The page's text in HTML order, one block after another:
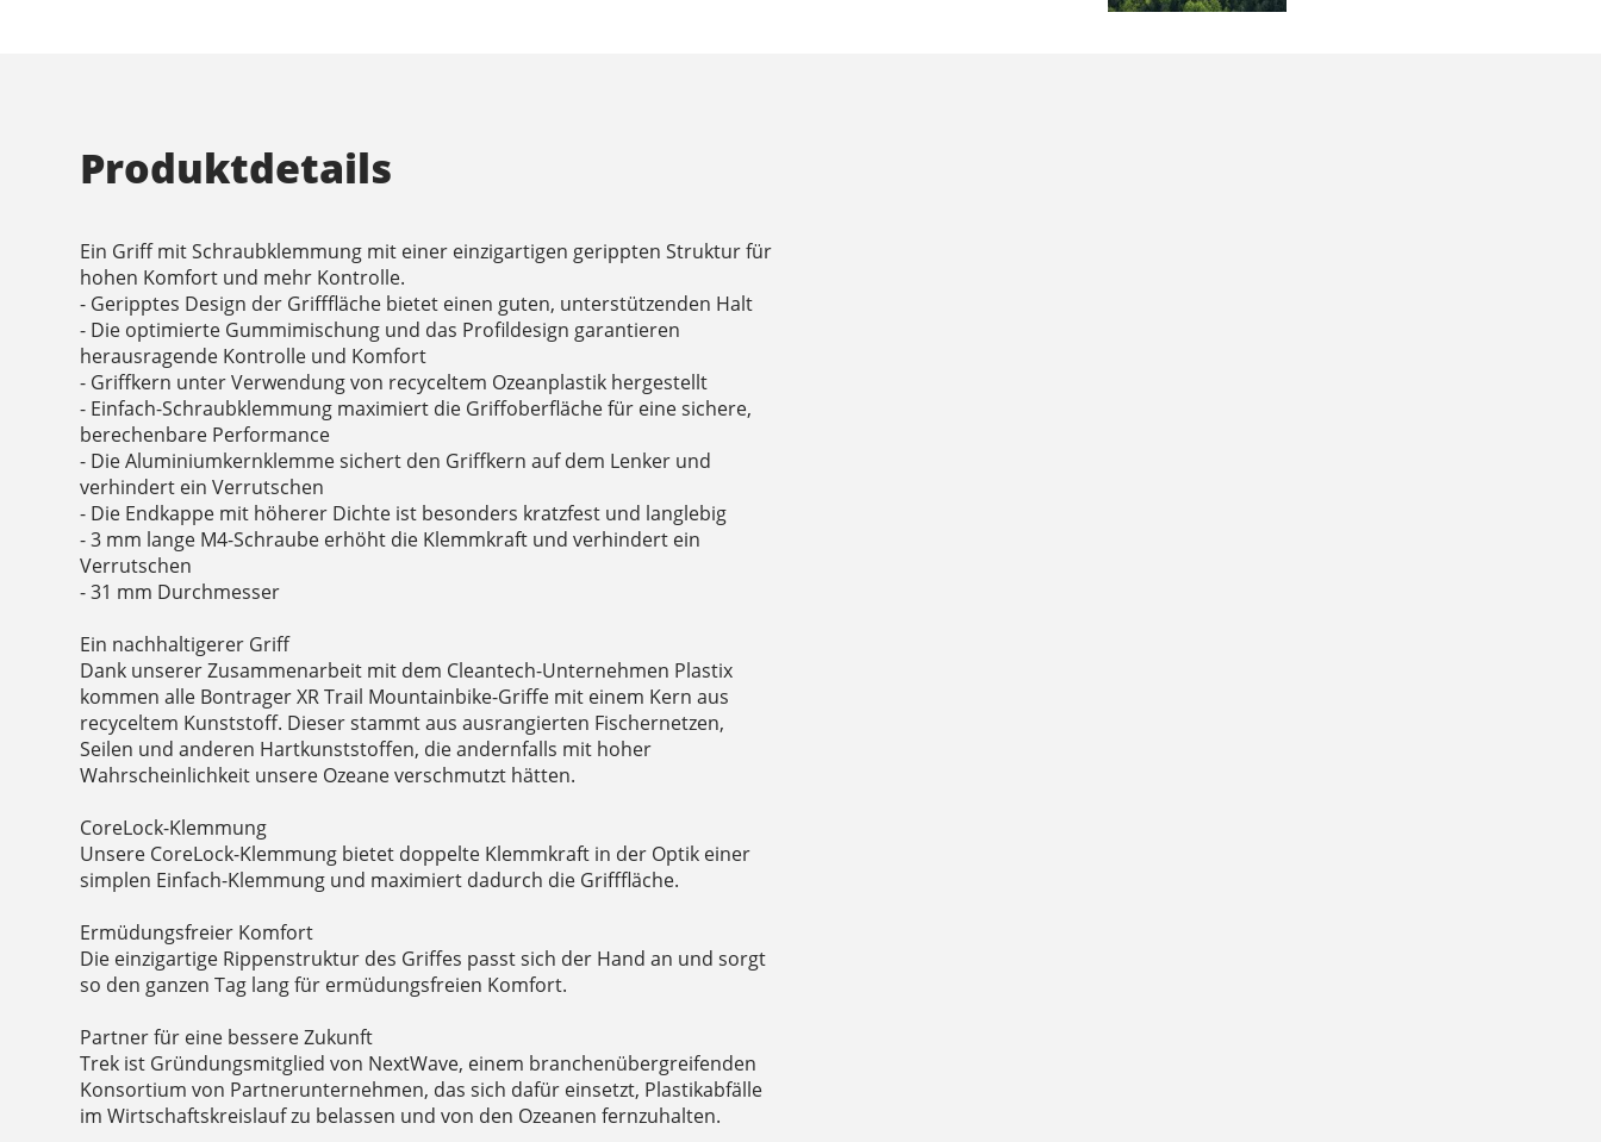
Produktdetails
Ein Griff mit Schraubklemmung mit einer einzigartigen gerippten Struktur für
hohen Komfort und mehr Kontrolle.
- Geripptes Design der Grifffläche bietet einen guten, unterstützenden Halt
- Die optimierte Gummimischung und das Profildesign garantieren
herausragende Kontrolle und Komfort
- Griffkern unter Verwendung von recyceltem Ozeanplastik hergestellt
- Einfach-Schraubklemmung maximiert die Griffoberfläche für eine sichere,
berechenbare Performance
- Die Aluminiumkernklemme sichert den Griffkern auf dem Lenker und
verhindert ein Verrutschen
- Die Endkappe mit höherer Dichte ist besonders kratzfest und langlebig
- 3 mm lange M4-Schraube erhöht die Klemmkraft und verhindert ein
Verrutschen
- 31 mm Durchmesser
Ein nachhaltigerer Griff
Dank unserer Zusammenarbeit mit dem Cleantech-Unternehmen Plastix
kommen alle Bontrager XR Trail Mountainbike-Griffe mit einem Kern aus
recyceltem Kunststoff. Dieser stammt aus ausrangierten Fischernetzen,
Seilen und anderen Hartkunststoffen, die andernfalls mit hoher
Wahrscheinlichkeit unsere Ozeane verschmutzt hätten.
CoreLock-Klemmung
Unsere CoreLock-Klemmung bietet doppelte Klemmkraft in der Optik einer
simplen Einfach-Klemmung und maximiert dadurch die Grifffläche.
Ermüdungsfreier Komfort
Die einzigartige Rippenstruktur des Griffes passt sich der Hand an und sorgt
so den ganzen Tag lang für ermüdungsfreien Komfort.
Partner für eine bessere Zukunft
Trek ist Gründungsmitglied von NextWave, einem branchenübergreifenden
Konsortium von Partnerunternehmen, das sich dafür einsetzt, Plastikabfälle
im Wirtschaftskreislauf zu belassen und von den Ozeanen fernzuhalten.